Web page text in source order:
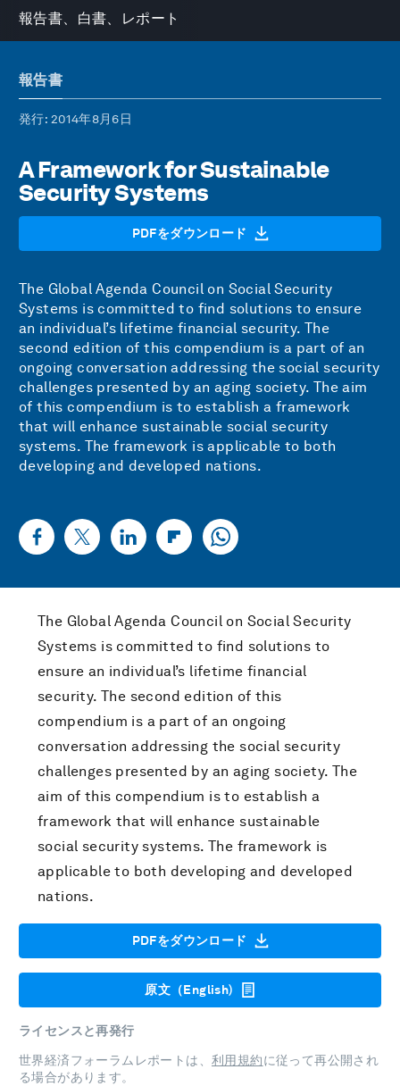
報告書、白書、レポート
報告書
発行: 2014年8月6日
A Framework for Sustainable
Security Systems
PDFをダウンロード
The Global Agenda Council on Social Security
Systems is committed to find solutions to ensure
an individual’s lifetime financial security. The
second edition of this compendium is a part of an
ongoing conversation addressing the social security
challenges presented by an aging society. The aim
of this compendium is to establish a framework
that will enhance sustainable social security
systems. The framework is applicable to both
developing and developed nations.
The Global Agenda Council on Social Security
Systems is committed to find solutions to
ensure an individual’s lifetime financial
security. The second edition of this
compendium is a part of an ongoing
conversation addressing the social security
challenges presented by an aging society. The
aim of this compendium is to establish a
framework that will enhance sustainable
social security systems. The framework is
applicable to both developing and developed
nations.
PDFをダウンロード
原文（English)
ライセンスと再発行
世界経済フォーラムレポートは、 利用規約に従って再公開され
る場合があります。